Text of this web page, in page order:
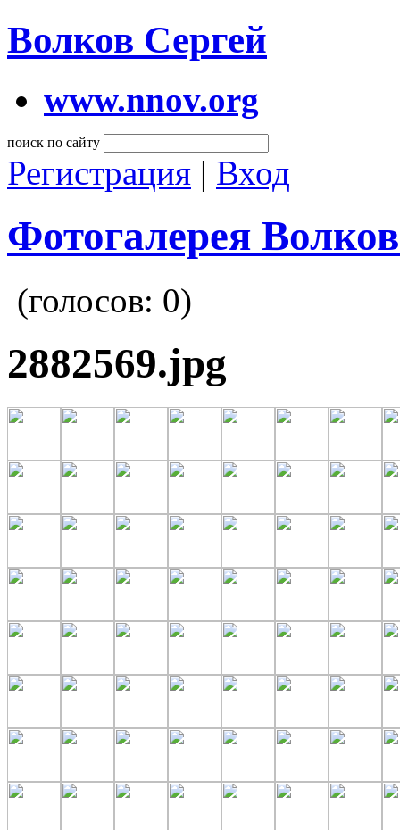
Волков Сергей
www.nnov.org
поиск по сайту
Регистрация | Вход
Фотогалерея
(голосов: 0)
2882569.jpg